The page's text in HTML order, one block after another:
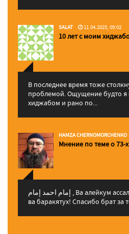
SALAT 11.04.2025, 09:02
10 лет с моим
В последнее время тоже
проблемой. Ощущение будто я
хиджабом и рано по...
HAMZA CHERNOMORCHENKO
Мнение по теме о 73-
إمام احمد إمام , Ва алейкум ассалам ва рахматуЛлахи
ва баракятух! Спасибо брат за